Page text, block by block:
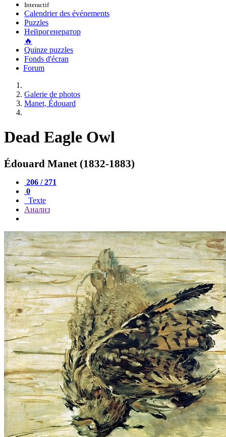
Interactif
Calendrier des événements
Puzzles
Нейрогенератор
🔥
Quinze puzzles
Fonds d'écran
Forum
Galerie de photos
Manet, Édouard
Dead Eagle Owl
Édouard Manet (1832-1883)
206 / 271
0
Texte
Анализ